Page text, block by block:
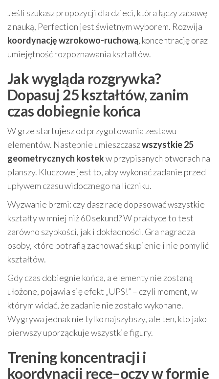
Jeśli szukasz propozycji dla dzieci, która łączy zabawę
z nauką, Perfection jest świetnym wyborem. Rozwija
koordynację wzrokowo-ruchową, koncentrację oraz
umiejętność rozpoznawania kształtów.
Jak wygląda rozgrywka?
Dopasuj 25 kształtów, zanim
czas dobiegnie końca
W grze startujesz od przygotowania zestawu
elementów. Następnie umieszczaszwszystkie 25
geometrycznych kostekw przypisanych otworach na
planszy. Kluczowe jest to, aby wykonać zadanie przed
upływem czasu widocznego na liczniku.
Wyzwanie brzmi: czy dasz radę dopasować wszystkie
kształty w mniej niż 60 sekund? W praktyce to test
zarówno szybkości, jak i dokładności. Gra nagradza
osoby, które potrafią zachować skupienie i nie pomylić
kształtów.
Gdy czas dobiegnie końca, a elementy nie zostaną
ułożone, pojawia się efekt „UPS!” – czyli moment, w
którym widać, że zadanie nie zostało wykonane.
Wygrywa jednak nie tylko najszybszy, ale ten, kto jako
pierwszy uporządkuje wszystkie figury.
Trening koncentracji i
koordynacji ręce–oczy w formie